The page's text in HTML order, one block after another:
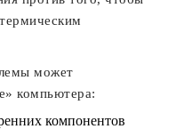
может
компьютера:
компонентов